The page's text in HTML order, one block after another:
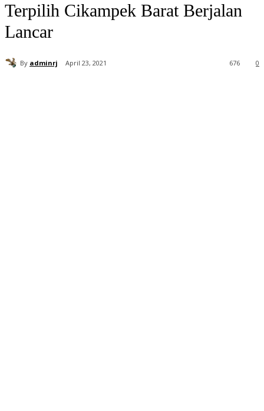
Terpilih Cikampek Barat Berjalan
Lancar
By adminrj April 23, 2021 0
676